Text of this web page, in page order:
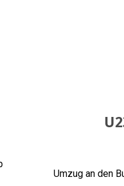
Umzug an den